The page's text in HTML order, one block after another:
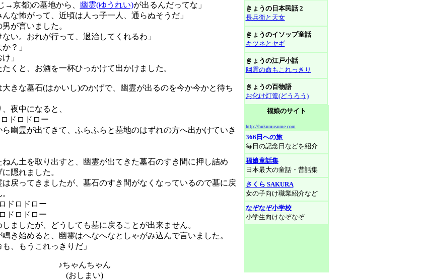
→京都)の墓地から、 幽霊(ゆうれい)が出るんだってな」
んな怖がって、近頃は人っ子一人、通らぬそうだ」
が言いました。
ない。おれが行って、退治してくれるわ」
？」
」
くと、お酒を一杯ひっかけて出かけました。
きな墓石(はかいし)のかげで、幽霊が出るのを今か今かと待ち
夜中になると、
ドロドロー
幽霊が出てきて、ふらふらと墓地のはずれの方へ出かけていき
ん土を取り出すと、幽霊が出てきた墓石のすき間に押し詰め
隠れました。
戻ってきましたが、墓石のすき間がなくなっているので墓に戻
ドロドロー
ドロドロー
ましたが、どうしても墓に戻ることが出来ません。
き始めると、幽霊はへなへなとしゃがみ込んで言いました。
、もうこれっきりだ」
♪ちゃんちゃん
(おしまい)
きょうの日本民話 2
長兵衛と天女
きょうのイソップ童話
キツネとヤギ
きょうの江戸小話
幽霊の命もこれっきり
きょうの百物語
お化け灯篭(どうろう)
福娘のサイト
http://hukumusume.com
366日への旅
毎日の記念日などを紹介
福娘童話集
日本最大の童話・昔話集
さくら SAKURA
女の子向け職業紹介など
なぞなぞ小学校
小学生向けなぞなぞ